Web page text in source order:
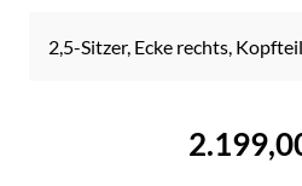
2,5-Sitzer, Ecke rechts,